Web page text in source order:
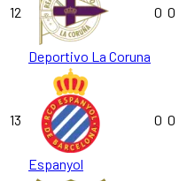
12
Deportivo La Coruna
0 0
13
Espanyol
0 0